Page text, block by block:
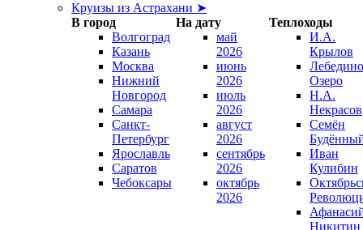
Круизы из Астрахани ➤
В город
На дату
Теплоходы
Волгоград
Казань
Москва
Нижний
Новгород
Самара
Санкт-
Петербург
Ярославль
Саратов
Чебоксары
май
2026
июнь
2026
июль
2026
август
2026
сентябрь
2026
октябрь
2026
И.А.
Крылов
Озеро
Н.А.
Некрасов
Семён
Иван
Кулибин
Никитин